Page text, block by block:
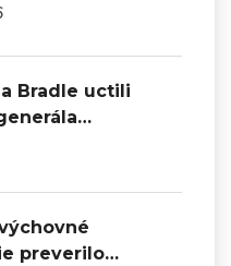
Bradle uctili
preverilo…